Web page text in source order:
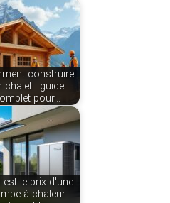
construire
chalet : guide
pour…
est le prix d'une
à chaleur